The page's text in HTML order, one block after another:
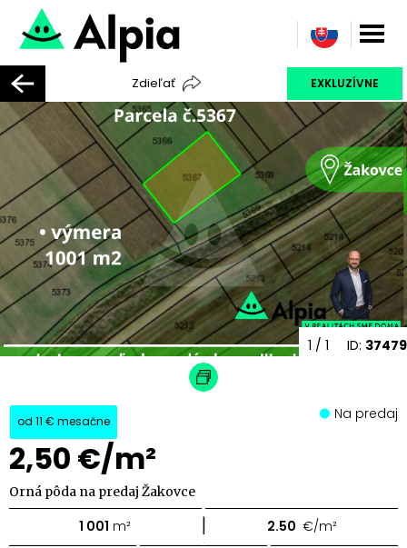
Zdieľať EXKLUZÍVNE
ID: 37479
1 / 1
od 11 € mesačne
2,50 €/m²
Na predaj
Orná pôda na predaj Žakovce
1 001 m² | 2.50 €/m²